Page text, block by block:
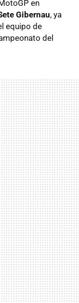
en
Gibernau, ya
equipo de
del